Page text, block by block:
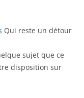
Qui reste un détour
sujet que ce
disposition sur